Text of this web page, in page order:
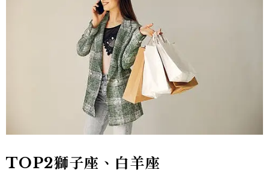
TOP2獅子座、白羊座